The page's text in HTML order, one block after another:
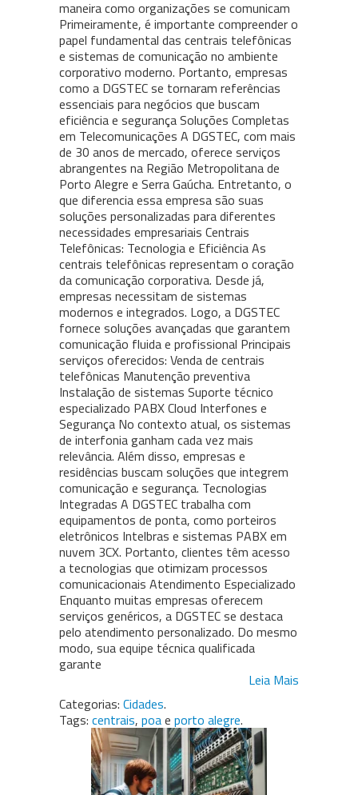
maneira como organizações se comunicam
Primeiramente, é importante compreender o
papel fundamental das centrais telefônicas
e sistemas de comunicação no ambiente
corporativo moderno. Portanto, empresas
como a DGSTEC se tornaram referências
essenciais para negócios que buscam
eficiência e segurança Soluções Completas
em Telecomunicações A DGSTEC, com mais
de 30 anos de mercado, oferece serviços
abrangentes na Região Metropolitana de
Porto Alegre e Serra Gaúcha. Entretanto, o
que diferencia essa empresa são suas
soluções personalizadas para diferentes
necessidades empresariais Centrais
Telefônicas: Tecnologia e Eficiência As
centrais telefônicas representam o coração
da comunicação corporativa. Desde já,
empresas necessitam de sistemas
modernos e integrados. Logo, a DGSTEC
fornece soluções avançadas que garantem
comunicação fluida e profissional Principais
serviços oferecidos: Venda de centrais
telefônicas Manutenção preventiva
Instalação de sistemas Suporte técnico
especializado PABX Cloud Interfones e
Segurança No contexto atual, os sistemas
de interfonia ganham cada vez mais
relevância. Além disso, empresas e
residências buscam soluções que integrem
comunicação e segurança. Tecnologias
Integradas A DGSTEC trabalha com
equipamentos de ponta, como porteiros
eletrônicos Intelbras e sistemas PABX em
nuvem 3CX. Portanto, clientes têm acesso
a tecnologias que otimizam processos
comunicacionais Atendimento Especializado
Enquanto muitas empresas oferecem
serviços genéricos, a DGSTEC se destaca
pelo atendimento personalizado. Do mesmo
modo, sua equipe técnica qualificada
garante
Leia Mais
Categorias: Cidades.
Tags: centrais, poae porto alegre.